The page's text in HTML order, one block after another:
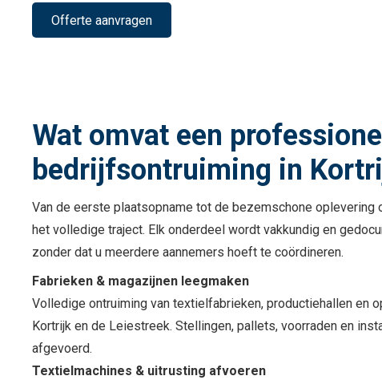
Offerte aanvragen
Wat omvat een
bedrijfsontruiming in
Van de eerste plaatsopname tot de bezemschone oplevering
het volledige traject. Elk onderdeel wordt vakkundig en
zonder dat u meerdere aannemers hoeft te coördineren.
Fabrieken & magazijnen leegmaken
Volledige ontruiming van textielfabrieken, productiehallen en
Kortrijk en de Leiestreek. Stellingen, pallets, voorraden en
afgevoerd.
Textielmachines & uitrusting afvoeren